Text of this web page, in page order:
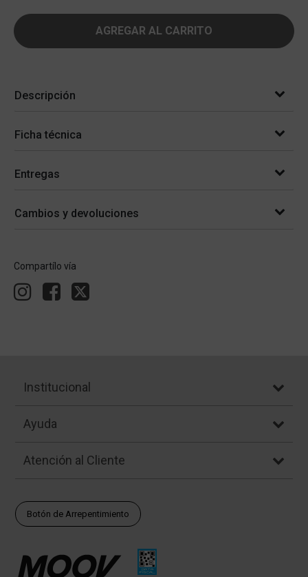
AGREGAR AL CARRITO
Descripción
Ficha técnica
Entregas
Cambios y devoluciones
Compartílo vía
Institucional
Ayuda
Atención al Cliente
Botón de Arrepentimiento